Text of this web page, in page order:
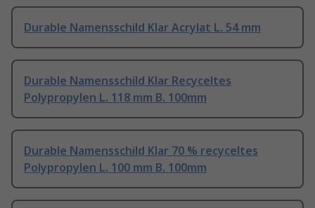
Durable Namensschild Klar Acrylat L. 54 mm
Durable Namensschild Klar Recyceltes
Polypropylen L. 118 mm B. 100mm
Durable Namensschild Klar 70 % recyceltes
Polypropylen L. 100 mm B. 100mm